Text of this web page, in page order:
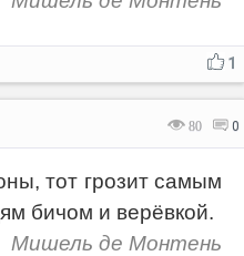
1
80 0
тот грозит самым
бичом и верёвкой.
Мишель де Монтень